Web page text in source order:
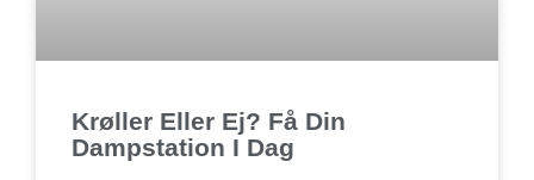
Krøller Eller Ej? Få Din
Dampstation I Dag